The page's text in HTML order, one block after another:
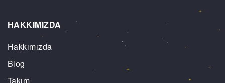
HAKKIMIZDA
Hakkımızda
Blog
Takım